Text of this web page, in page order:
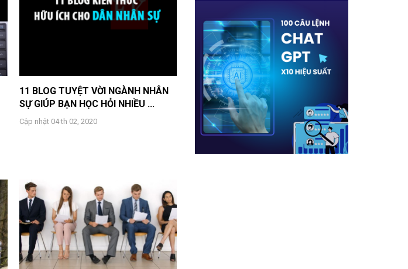
11 BLOG TUYỆT VỜI NGÀNH NHÂN
SỰ GIÚP BẠN HỌC HỎI NHIỀU ...
Cập nhật 04 th 02, 2020